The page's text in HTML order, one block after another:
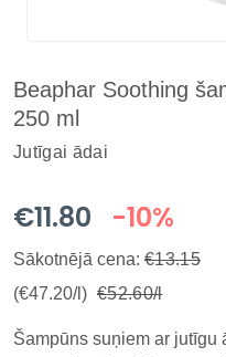
Beaphar Soothing
250 ml
Jutīgai ādai
€11.80 -10%
Sākotnējā cena: €13.15
(€47.20/l) €52.60/l
Šampūns suņiem ar jutīgu